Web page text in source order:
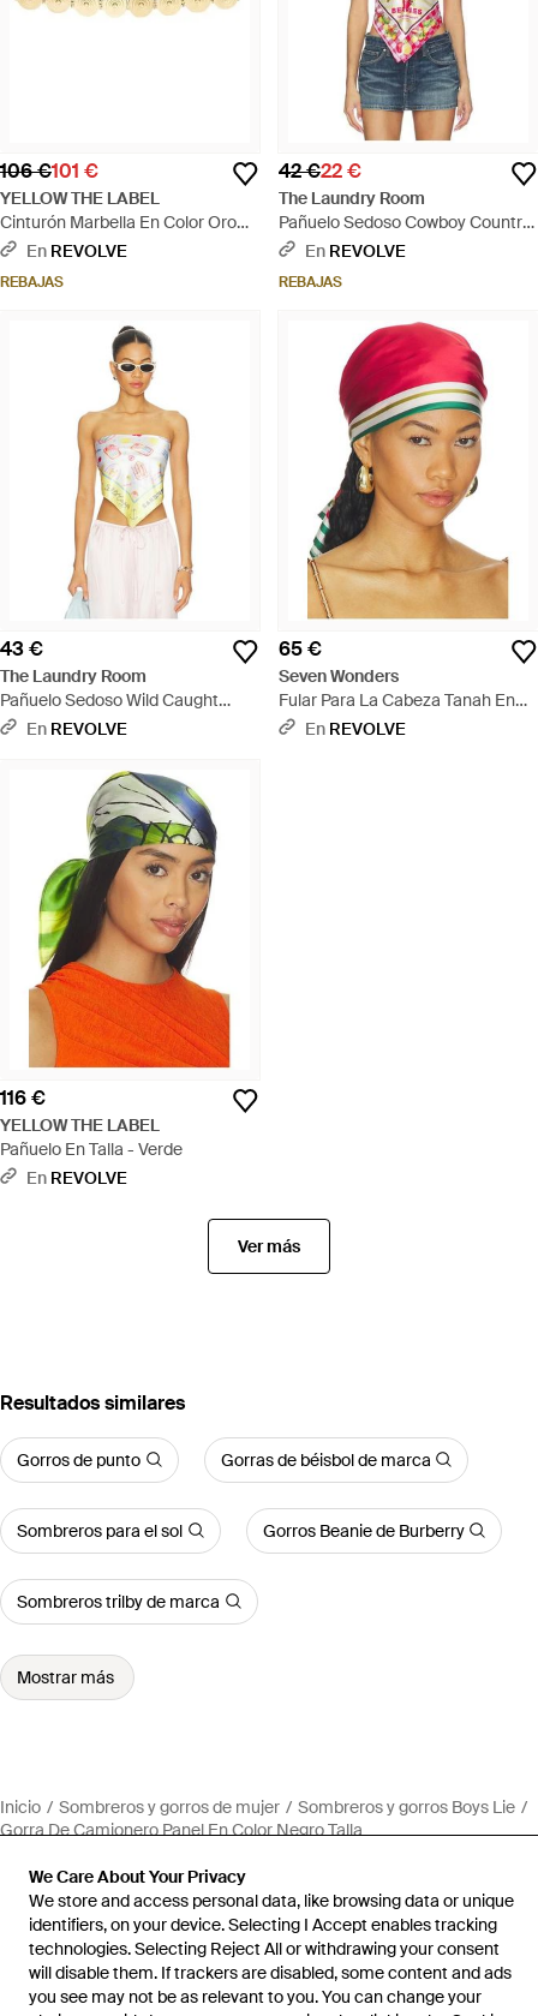
We Care About Your Privacy
We store and access personal data, like browsing data or unique
identifiers, on your device. Selecting I Accept enables tracking
technologies. Selecting Reject All or withdrawing your consent
will disable them. If trackers are disabled, some content and ads
you see may not be as relevant to you. You can change your
106 €101 €
YELLOW THE LABEL
Cinturón Marbella En Color Oro
Metálico Talla - Multicolor
En REVOLVE
REBAJAS
42 €22 €
The Laundry Room
Pañuelo Sedoso Cowboy Country
Grown Wild Berries En Color
En REVOLVE
REBAJAS
43 €
The Laundry Room
Pañuelo Sedoso Wild Caught
Sardines En Color Amarillo Talla -
En REVOLVE
65 €
Seven Wonders
Fular Para La Cabeza Tanah En
Color Rojo Talla (También En Xs-
En REVOLVE
116 €
YELLOW THE LABEL
Pañuelo En Talla - Verde
En REVOLVE
Ver más
Resultados similares
Gorros de punto Gorras de béisbol de marca
Sombreros para el sol Gorros Beanie de Burberry
Sombreros trilby de marca
Mostrar más
Inicio Sombreros y gorros de mujer
Sombreros y gorros Boys Lie
Gorra De Camionero Panel En Color Negro Talla
Ayuda e información